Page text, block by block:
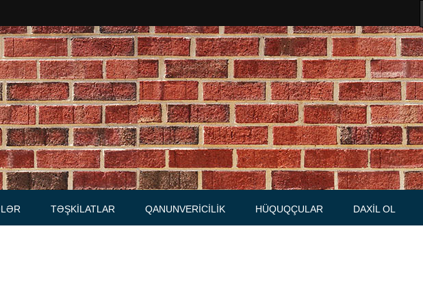
qaydalar
TƏŞKILATLAR
Məhkəmələr
Notariuslar
Prokurorluqlar
Vəkil qurumları
QANUNVERICILIK HÜQUQÇULAR DAXIL OL